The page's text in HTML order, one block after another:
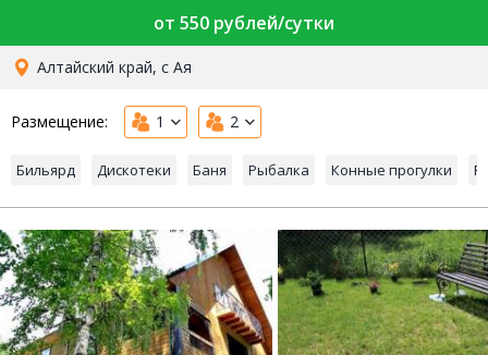
от 550 рублей/сутки
Алтайский край, с Ая
Размещение: 1 2
Бильярд Дискотеки Баня Рыбалка Конные прогулки